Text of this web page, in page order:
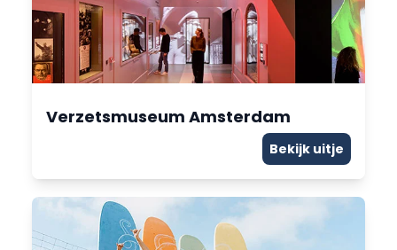
Verzetsmuseum Amsterdam
Bekijk uitje